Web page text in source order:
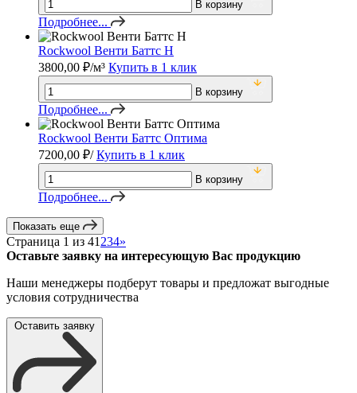
В корзину
Подробнее...
Rockwool Венти Баттс Н
3800,00 ₽/м³ Купить в 1 клик
В корзину
Подробнее...
Rockwool Венти Баттс Оптима
7200,00 ₽/ Купить в 1 клик
В корзину
Подробнее...
Показать еще
Страница 1 из 41 234»
Оставьте заявку на интересующую Вас продукцию
Наши менеджеры подберут товары и предложат выгодные
условия сотрудничества
Оставить заявку